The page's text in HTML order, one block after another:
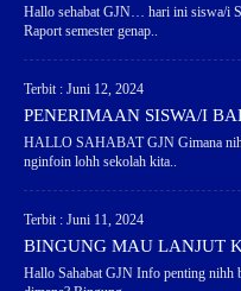
Hallo sehabat GJN… hari ini siswa/i
Raport semester genap..
Terbit : Juni 12, 2024
PENERIMAAN SISWA/I
HALLO SAHABAT GJN Gimana
nginfoin lohh sekolah kita..
Terbit : Juni 11, 2024
BINGUNG MAU LANJUT
Hallo Sahabat GJN Info penting nihh